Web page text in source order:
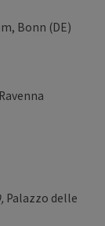
Bonn (DE)
Palazzo delle